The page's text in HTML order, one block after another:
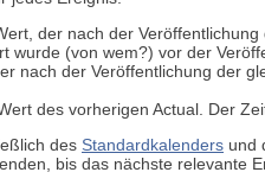
der nach der Veröffentlichung
wurde (von wem?) vor der
nach der Veröffentlichung der
des vorherigen Actual. Der
des Standardkalenders und
bis das nächste relevante